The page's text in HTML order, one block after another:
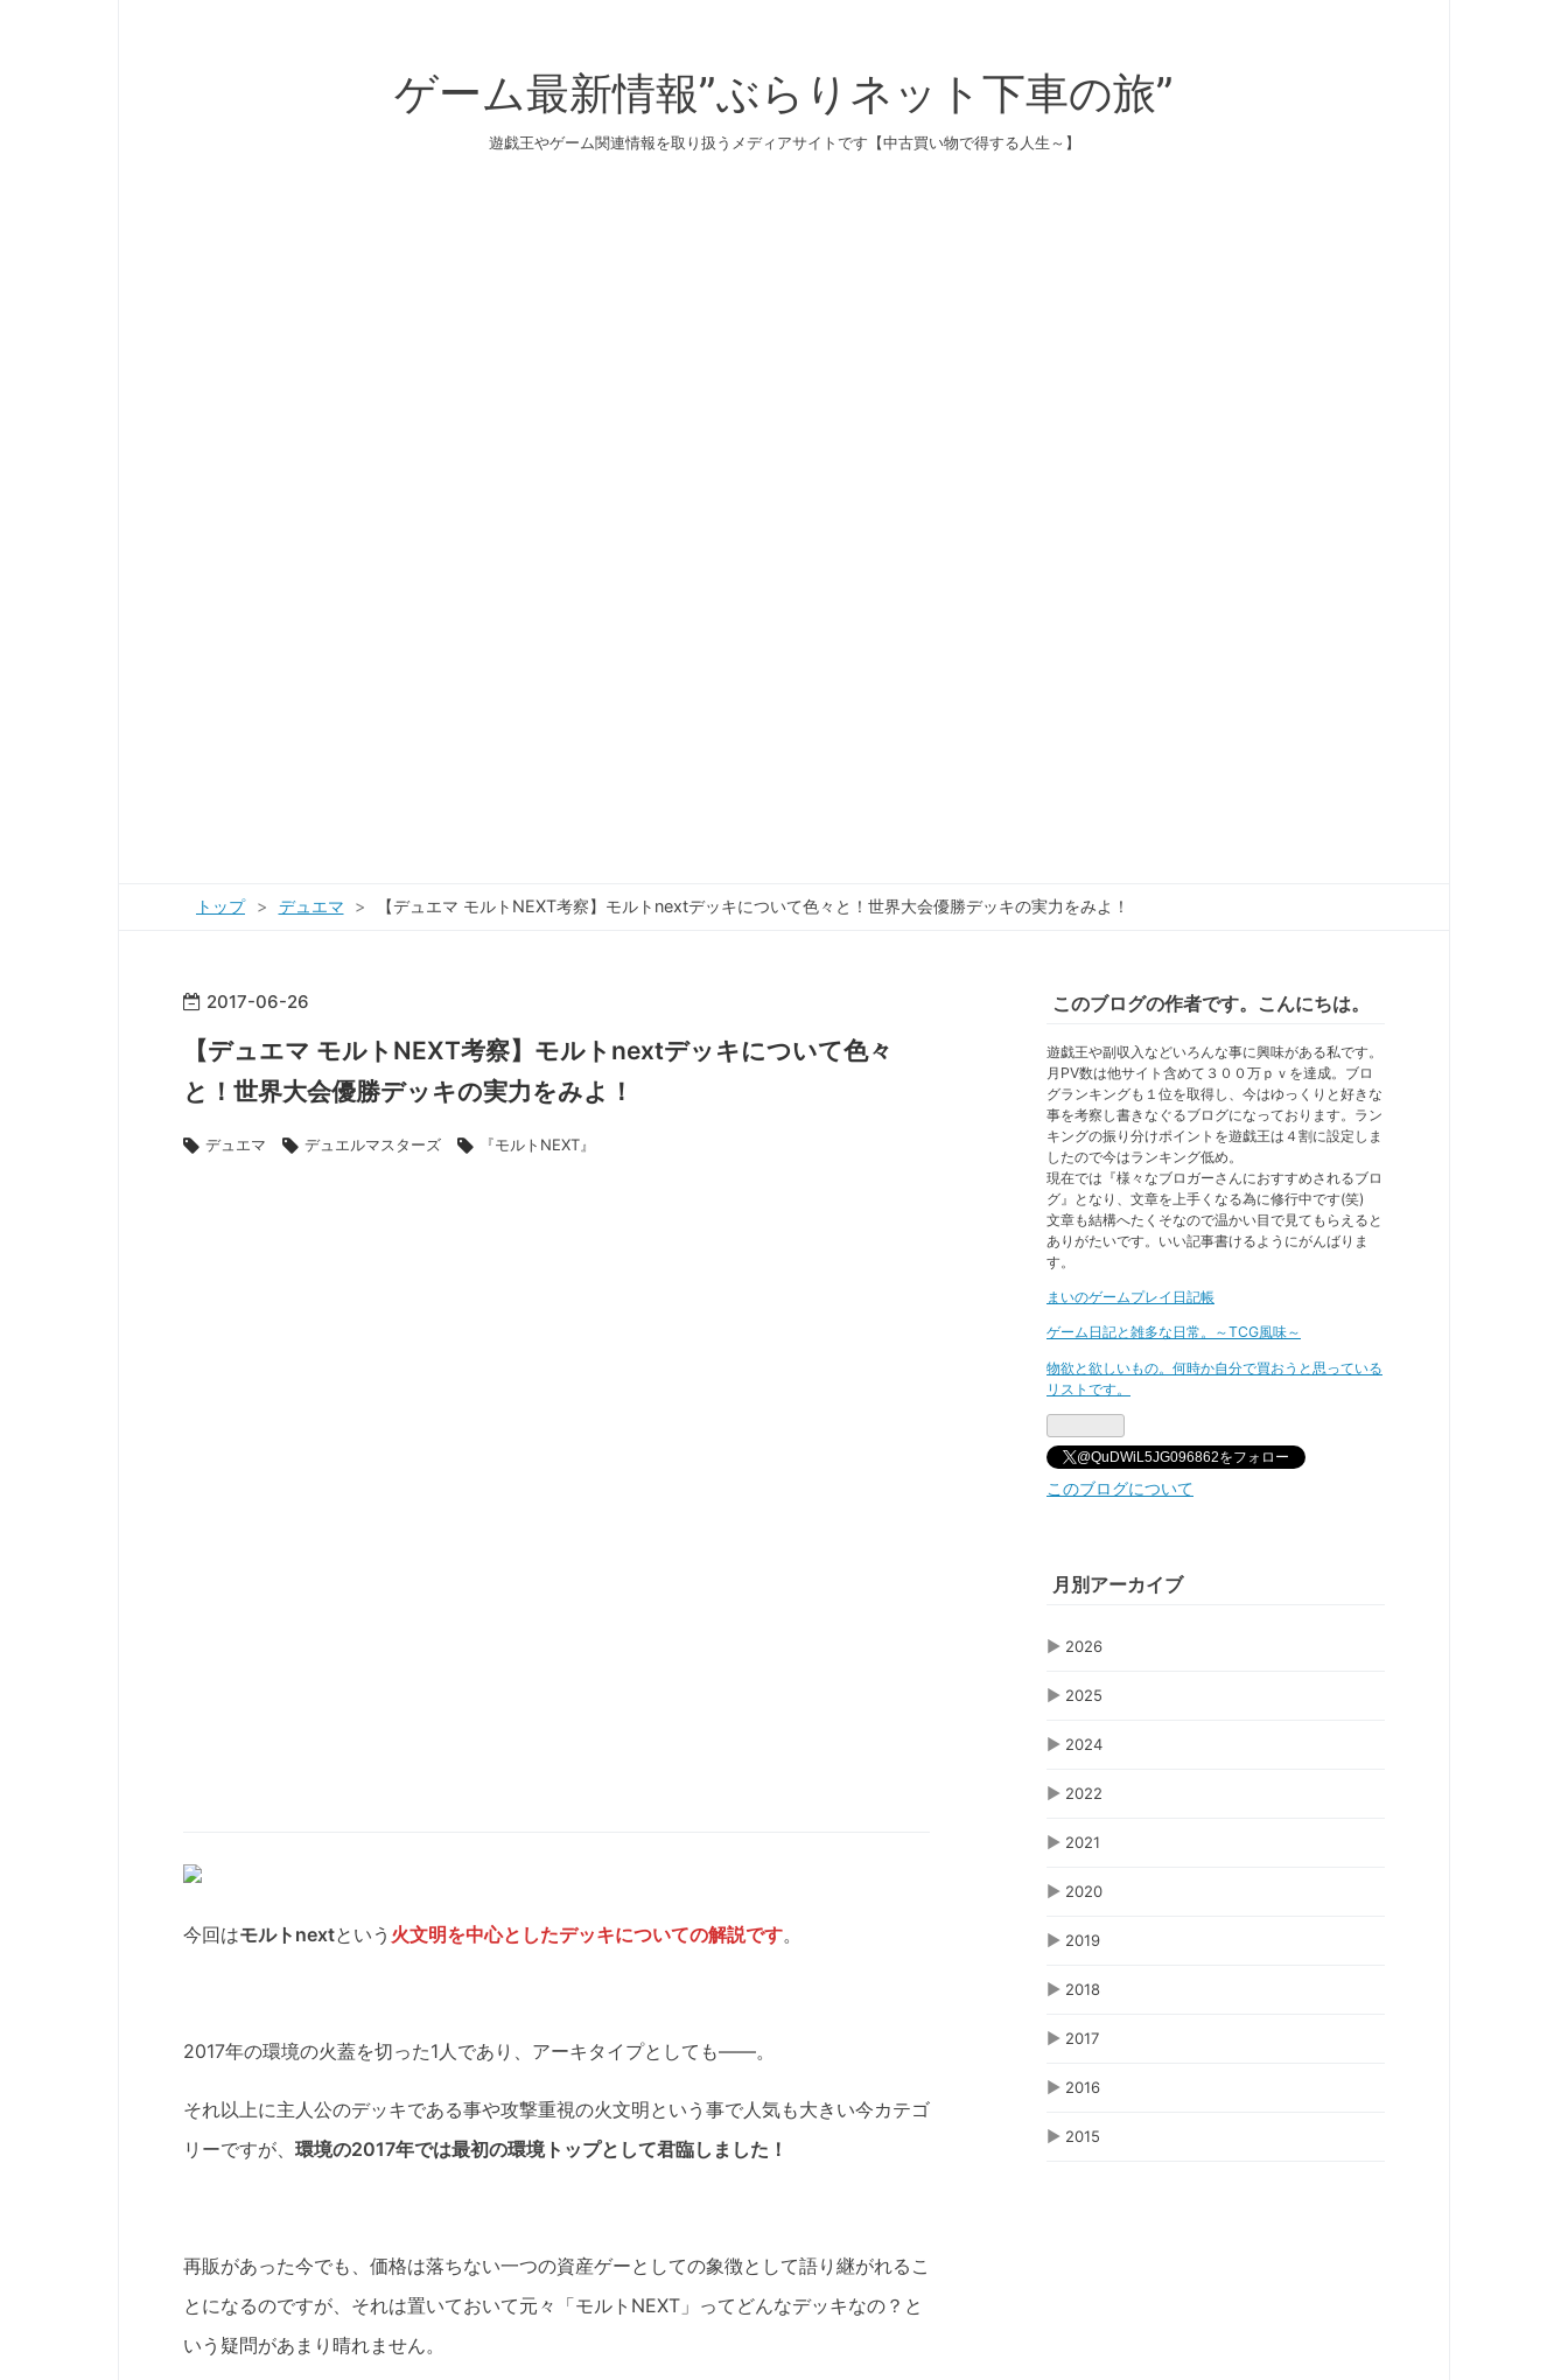
ゲーム最新情報”ぶらりネット下車の旅”
遊戯王やゲーム関連情報を取り扱うメディアサイトです【中古買い物で得する人生～】
トップ > デュエマ > 【デュエマ モルトNEXT考察】モルトnextデッキについて色々と！世界大会優勝デッキの実力をみよ！
2017-06-26
【デュエマ モルトNEXT考察】モルトnextデッキについて色々
と！世界大会優勝デッキの実力をみよ！
デュエマ デュエルマスターズ 『モルトNEXT』
今回はモルトnextという 火文明を中心としたデッキについての解説です。
2017年の環境の火蓋を切った1人であり、アーキタイプとしても――。
それ以上に主人公のデッキである事や攻撃重視の火文明という事で人気も大きい今カテゴ
リーですが、 環境の2017年では最初の環境トップとして君臨しました！
再販があった今でも、価格は落ちない一つの資産ゲーとしての象徴として語り継がれるこ
とになるのですが、それは置いておいて元々「モルトNEXT」ってどんなデッキなの？と
いう疑問があまり晴れません。
このブログの作者です。こんにちは。
遊戯王や副収入などいろんな事に興味がある私です。
月PV数は他サイト含めて３００万ｐｖを達成。ブロ
グランキングも１位を取得し、今はゆっくりと好きな
事を考察し書きなぐるブログになっております。ラン
キングの振り分けポイントを遊戯王は４割に設定しま
したので今はランキング低め。
現在では『様々なブロガーさんにおすすめされるブロ
グ』となり、文章を上手くなる為に修行中です(笑)
文章も結構へたくそなので温かい目で見てもらえると
ありがたいです。いい記事書けるようにがんばりま
す。
まいのゲームプレイ日記帳
ゲーム日記と雑多な日常。～TCG風味～
物欲と欲しいもの。何時か自分で買おうと思っている
リストです。
@QuDWiL5JG096862をフォロー
このブログについて
月別アーカイブ
▶ 2026
▶ 2025
▶ 2024
▶ 2022
▶ 2021
▶ 2020
▶ 2019
▶ 2018
▶ 2017
▶ 2016
▶ 2015